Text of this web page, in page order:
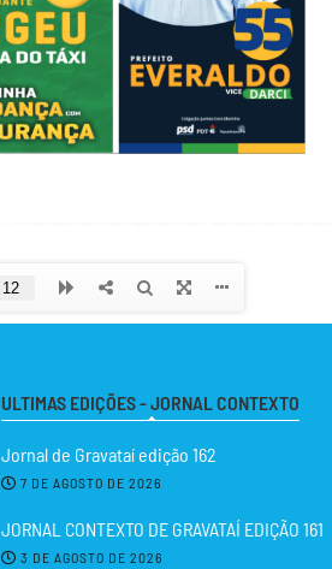
ULTIMAS EDIÇÕES - JORNAL CONTEXTO
Jornal de Gravataí edição 162
7 DE AGOSTO DE 2026
JORNAL CONTEXTO DE GRAVATAÍ EDIÇÃO 161
3 DE AGOSTO DE 2026